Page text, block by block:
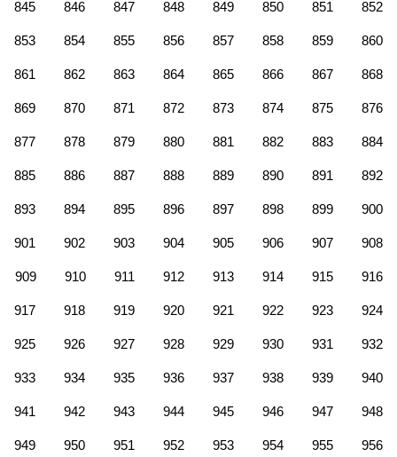
845 846 847 848 849 850 851 852
853 854 855 856 857 858 859 860
861 862 863 864 865 866 867 868
869 870 871 872 873 874 875 876
877 878 879 880 881 882 883 884
885 886 887 888 889 890 891 892
893 894 895 896 897 898 899 900
901 902 903 904 905 906 907 908
909 910 911 912 913 914 915 916
917 918 919 920 921 922 923 924
925 926 927 928 929 930 931 932
933 934 935 936 937 938 939 940
941 942 943 944 945 946 947 948
949 950 951 952 953 954 955 956